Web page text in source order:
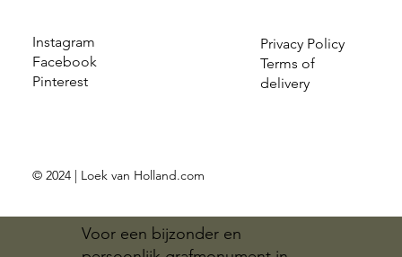
Voor een bijzonder en
Instagram
Facebook
Pinterest
Privacy Policy
Terms of
delivery
© 2024 | Loek van Holland.com